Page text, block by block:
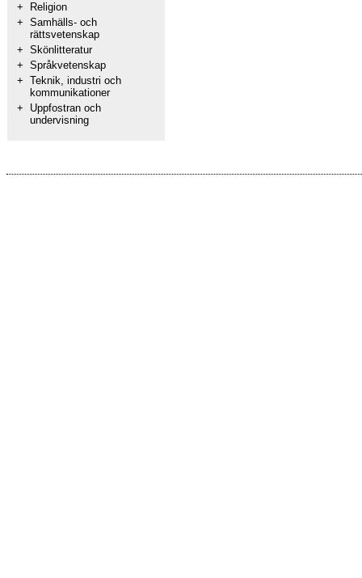
+
Religion
+ Samhälls- och
rättsvetenskap
+ Skönlitteratur
+ Språkvetenskap
+ Teknik, industri och
kommunikationer
+
Uppfostran och
undervisning